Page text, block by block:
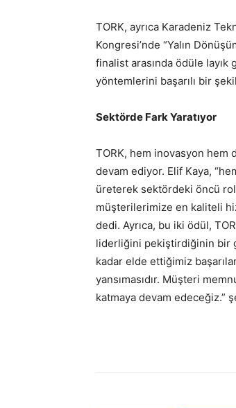
TORK, ayrıca Karadeniz
Kongresi’nde “Yalın
finalist arasında ödüle
yöntemlerini başarılı bir
Sektörde Fark Yaratıyor
TORK, hem inovasyon hem
devam ediyor. Elif Kaya,
üreterek sektördeki öncü
müşterilerimize en kaliteli
dedi. Ayrıca, bu iki ödül,
liderliğini pekiştirdiğinin bir
kadar elde ettiğimiz
yansımasıdır. Müşteri
katmaya devam edeceğiz.”